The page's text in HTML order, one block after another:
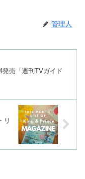
管理人
発売「週刊TVガイド
リ